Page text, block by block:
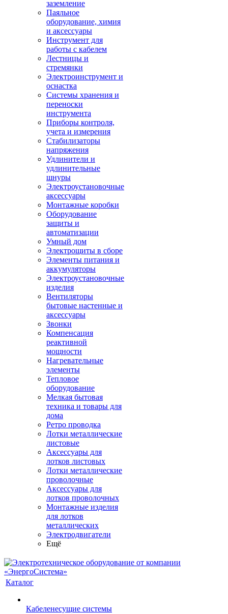
заземление
Паяльное
оборудование, химия
и аксессуары
Инструмент для
работы с кабелем
Лестницы и
стремянки
Электроинструмент и
оснастка
Системы хранения и
переноски
инструмента
Приборы контроля,
учета и измерения
Стабилизаторы
напряжения
Удлинители и
удлинительные
шнуры
Электроустановочные
аксессуары
Монтажные коробки
Оборудование
защиты и
автоматизации
Умный дом
Электрощиты в сборе
Элементы питания и
аккумуляторы
Электроустановочные
изделия
Вентиляторы
бытовые настенные и
аксессуары
Звонки
Компенсация
реактивной
мощности
Нагревательные
элементы
Тепловое
оборудование
Мелкая бытовая
техника и товары для
дома
Ретро проводка
Лотки металлические
листовые
Аксессуары для
лотков листовых
Лотки металлические
проволочные
Аксессуары для
лотков проволочных
Монтажные изделия
для лотков
металлических
Электродвигатели
Ещё
Каталог
Кабеленесущие системы